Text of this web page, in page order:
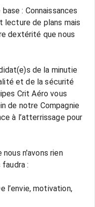
: Connaissances
lecture de plans mais
dextérité que nous
de la minutie
et de la sécurité
Crit Aéro vous
de notre Compagnie
à l’atterrissage pour
n'avons rien
:
l’envie, motivation,